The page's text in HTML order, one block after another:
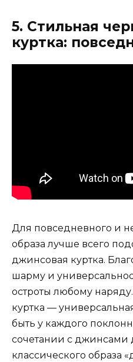
5. Стильная
куртка:
Для повседневного и
образа лучше всего
джинсовая куртка.
шарму и
остроты любому
куртка —
быть у каждого
сочетании с джинсами
классического образа